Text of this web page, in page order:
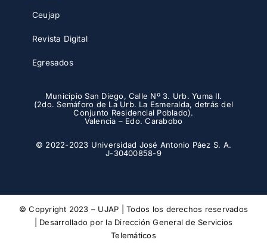
Ceujap
Revista Digital
Egresados
Municipio San Diego, Calle Nº 3. Urb. Yuma II.
(2do. Semáforo de La Urb. La Esmeralda, detrás del
Conjunto Residencial Poblado).
Valencia – Edo. Carabobo
© 2022-2023 Universidad José Antonio Páez S. A.
J-30400858-9
© Copyright 2023 – UJAP | Todos los derechos reservados
| Desarrollado por la Dirección General de Servicios
Telemáticos